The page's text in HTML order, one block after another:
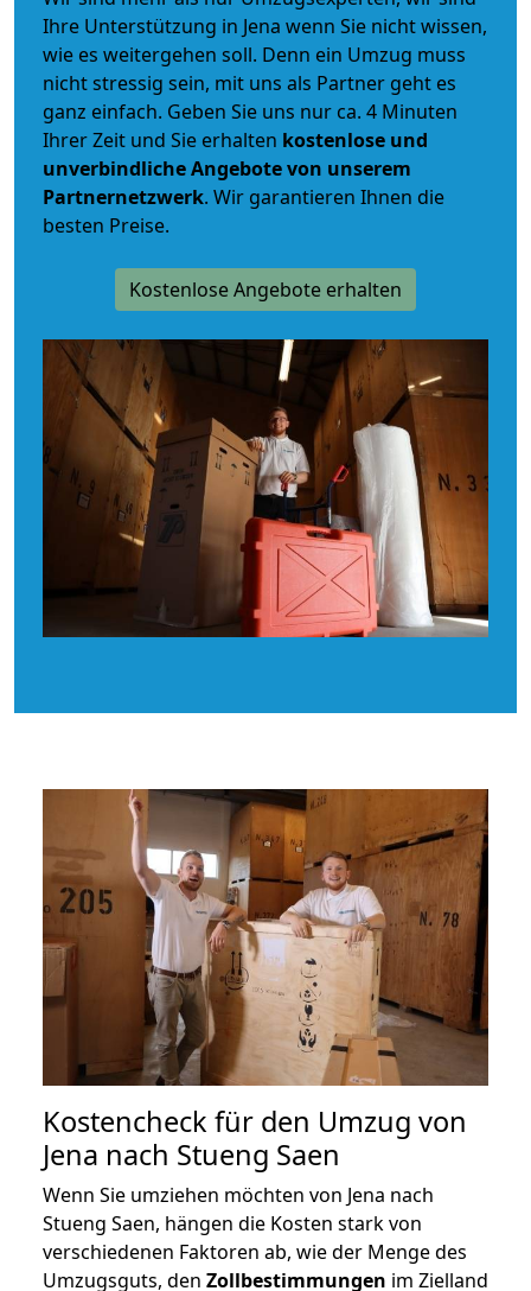
Ihre Unterstützung in Jena wenn Sie nicht wissen,
wie es weitergehen soll. Denn ein Umzug muss
nicht stressig sein, mit uns als Partner geht es
ganz einfach. Geben Sie uns nur ca. 4 Minuten
Ihrer Zeit und Sie erhalten kostenlose und
unverbindlicheAngebote von unserem
Partnernetzwerk. Wir garantieren Ihnen die
besten Preise.
Kostenlose Angebote erhalten
Kostencheck für den Umzug von
Jena nach Stueng Saen
Wenn Sie umziehen möchten von Jena nach
Stueng Saen, hängen die Kosten stark von
verschiedenen Faktoren ab, wie der Menge des
Umzugsguts, den Zollbestimmungen im Zielland